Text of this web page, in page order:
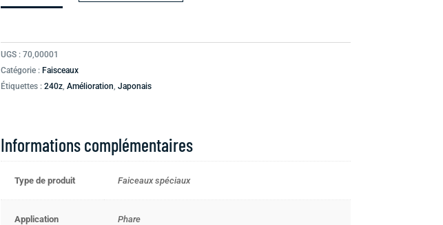
pour
240z-
260z-
280z
UGS : 70,00001
Catégorie : Faisceaux
Étiquettes : 240z, Amélioration, Japonais
Informations complémentaires
Type de produit Faiceaux spéciaux
Application Phare